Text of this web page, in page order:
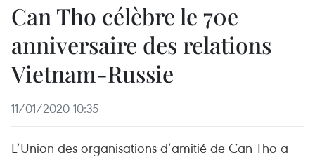
Can Tho célèbre le 70e
anniversaire des relations
Vietnam-Russie
11/01/2020 10:35
L’Union des organisations d’amitié de Can Tho a